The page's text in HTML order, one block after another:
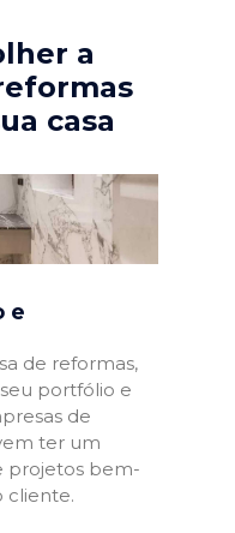
a
casa
e
de reformas,
portfólio e
de
ter um
projetos bem-
cliente.